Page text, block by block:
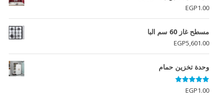
EGP1.00
مسطح غاز 60 سم البا
EGP5,601.00
وحدة تخزين حمام
تم التقييم
5.00
من 5
EGP1.00